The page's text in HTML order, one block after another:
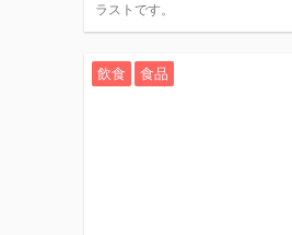
ラストです。
飲食 食品